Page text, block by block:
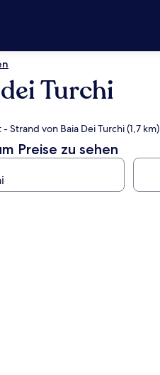
Turchi
Strand von Baia Dei Turchi (1,7 km)
Preise zu sehen